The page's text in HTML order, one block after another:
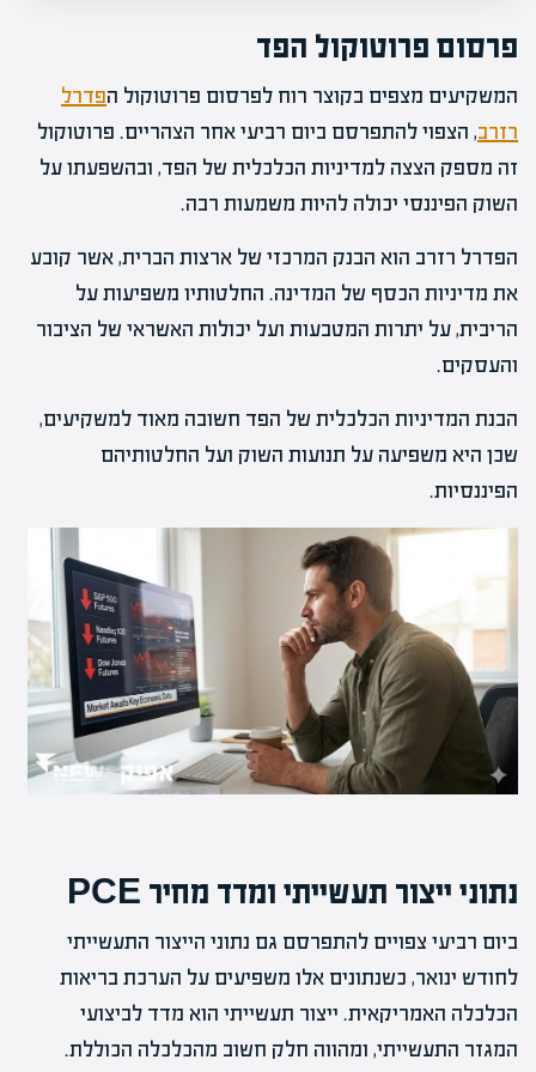
פרסום פרוטוקול הפד
המשקיעים מצפים בקוצר רוח לפרסום פרוטוקול הפדרל
רזרב, הצפוי להתפרסם ביום רביעי אחר הצהריים. פרוטוקול
זה מספק הצצה למדיניות הכלכלית של הפד, ובהשפעתו על
השוק הפיננסי יכולה להיות משמעות רבה.
הפדרל רזרב הוא הבנק המרכזי של ארצות הברית, אשר קובע
את מדיניות הכסף של המדינה. החלטותיו משפיעות על
הריבית, על יתרות המטבעות ועל יכולות האשראי של הציבור
והעסקים.
הבנת המדיניות הכלכלית של הפד חשובה מאוד למשקיעים,
שכן היא משפיעה על תנועות השוק ועל החלטותיהם
הפיננסיות.
נתוני ייצור תעשייתי ומדד מחיר PCE
ביום רביעי צפויים להתפרסם גם נתוני הייצור התעשייתי
לחודש ינואר, כשנתונים אלו משפיעים על הערכת בריאות
הכלכלה האמריקאית. ייצור תעשייתי הוא מדד לביצועי
המגזר התעשייתי, ומהווה חלק חשוב מהכלכלה הכוללת.